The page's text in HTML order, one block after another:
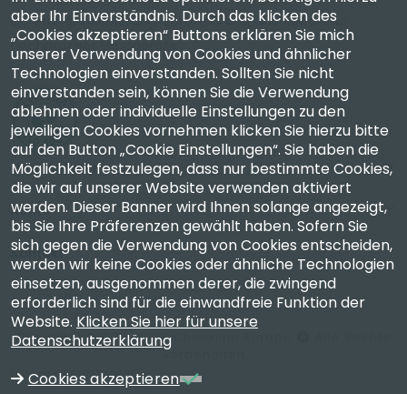
Lieferung, Kalibrierung, Zertifizierung und Reparatur
hochpräziser Messgeräte.
Unternehmen
Konto
Kontakt
Copyright 2003 - 2026 Checkline Europe
vorbehalten
USt-IdNr. DE262749861
aber Ihr Einverständnis. Durch das klicken des
„Cookies akzeptieren“ Buttons erklären Sie mich
unserer Verwendung von Cookies und ähnlicher
Technologien einverstanden. Sollten Sie nicht
einverstanden sein, können Sie die Verwendung
ablehnen oder individuelle Einstellungen zu den
jeweiligen Cookies vornehmen klicken Sie hierzu bitte
auf den Button „Cookie Einstellungen“. Sie haben die
Möglichkeit festzulegen, dass nur bestimmte Cookies,
die wir auf unserer Website verwenden aktiviert
werden. Dieser Banner wird Ihnen solange angezeigt,
bis Sie Ihre Präferenzen gewählt haben. Sofern Sie
sich gegen die Verwendung von Cookies entscheiden,
werden wir keine Cookies oder ähnliche Technologien
einsetzen, ausgenommen derer, die zwingend
erforderlich sind für die einwandfreie Funktion der
Website. Klicken Sie hier für unsere
Datenschutzerklärung
Cookies akzeptieren